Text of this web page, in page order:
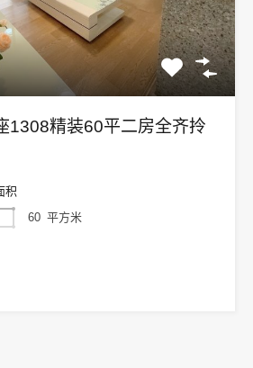
1308精装60平二房全齐拎
积
60 平方米